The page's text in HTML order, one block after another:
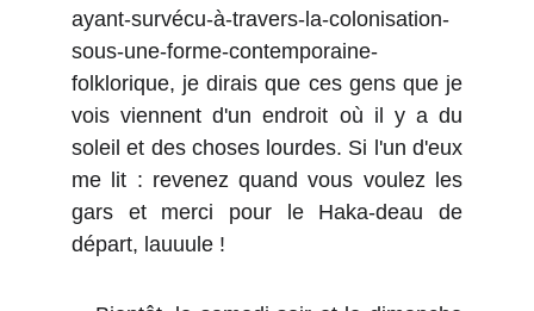
ayant-survécu-à-travers-la-colonisation-
sous-une-forme-contemporaine-
folklorique, je dirais que ces gens que je
vois viennent d'un endroit où il y a du
soleil et des choses lourdes. Si l'un d'eux
me lit : revenez quand vous voulez les
gars et merci pour le Haka-deau de
départ, lauuule !